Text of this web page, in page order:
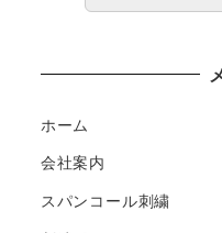
ホーム
会社案内
スパンコール刺繍